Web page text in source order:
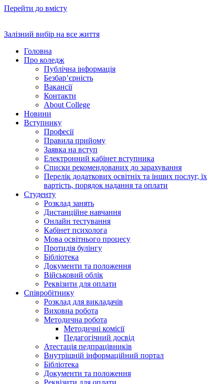
Перейти до вмісту
Залізний вибір на все життя
Головна
Про коледж
Публічна інформація
Безбар’єрність
Вакансії
Контакти
About College
Новини
Вступнику
Професії
Правила прийому
Заявка на вступ
Електронний кабінет вступника
Списки рекомендованих до зарахування
Перелік додаткових освітніх та інших послуг, їх
вартість, порядок надання та оплати
Студенту
Розклад занять
Дистанційне навчання
Онлайн тестування
Кабінет психолога
Мова освітнього процесу
Протидія булінгу
Бібліотека
Документи та положення
Військовий облік
Реквізити для оплати
Співробітнику
Розклад для викладачів
Виховна робота
Методична робота
Методичні комісії
Педагогічний досвід
Атестація педпрацівників
Внутрішній інформаційний портал
Бібліотека
Документи та положення
Реквізити для оплати